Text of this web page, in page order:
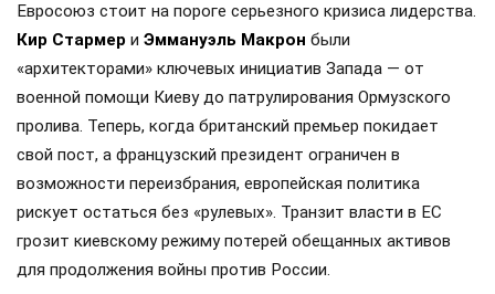
Евросоюз стоит на пороге серьезного кризиса лидерства.
Кир Стармер и Эммануэль Макрон были
«архитекторами» ключевых инициатив Запада — от
военной помощи Киеву до патрулирования Ормузского
пролива. Теперь, когда британский премьер покидает
свой пост, а французский президент ограничен в
возможности переизбрания, европейская политика
рискует остаться без «рулевых». Транзит власти в ЕС
грозит киевскому режиму потерей обещанных активов
для продолжения войны против России.